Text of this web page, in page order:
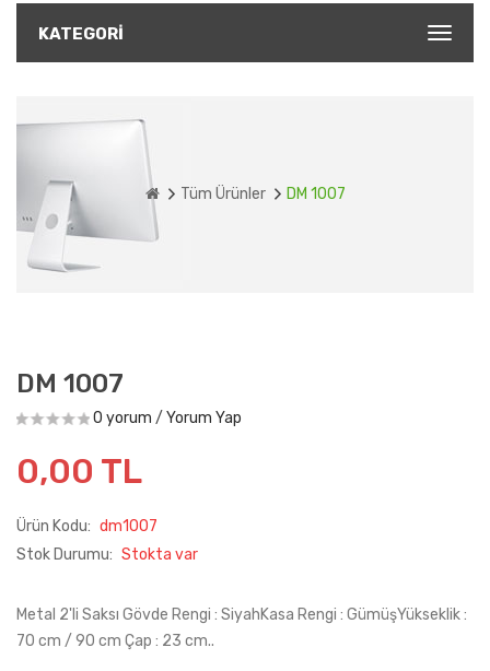
KATEGORI
Tüm Ürünler DM 1007
DM 1007
0 yorum / Yorum Yap
0,00 TL
Ürün Kodu: dm1007
Stok Durumu: Stokta var
Metal 2'li Saksı Gövde Rengi : SiyahKasa Rengi : GümüşYükseklik :
70 cm / 90 cm Çap : 23 cm..